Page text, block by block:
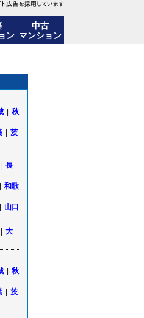
ン
中古
マンション
秋
茨
長
和歌
山口
大
秋
茨